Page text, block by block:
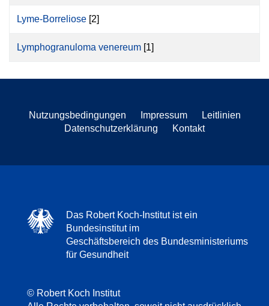
Lyme-Borreliose [2]
Lymphogranuloma venereum [1]
Nutzungsbedingungen Impressum
Leitlinien
Datenschutzerklärung
Kontakt
Das Robert Koch-Institut ist ein
Bundesinstitut im
Geschäftsbereich des Bundesministeriums
für Gesundheit
© Robert Koch Institut